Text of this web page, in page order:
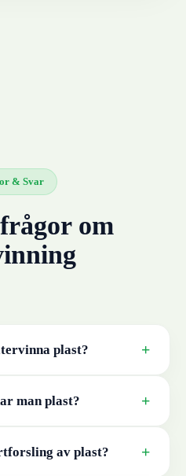
& Svar
om
plast? +
man plast? +
av plast? +